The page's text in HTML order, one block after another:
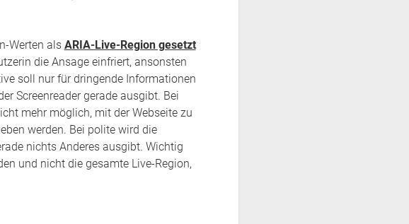
Werten als ARIA-Live-Region gesetzt
die Ansage einfriert, ansonsten
soll nur für dringende Informationen
Screenreader gerade ausgibt. Bei
mehr möglich, mit der Webseite zu
werden. Bei polite wird die
nichts Anderes ausgibt. Wichtig
und nicht die gesamte Live-Region,